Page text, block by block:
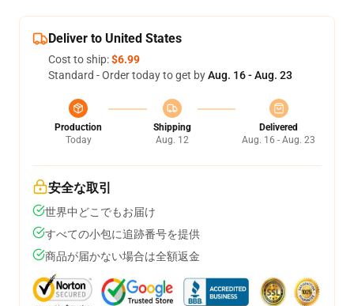
Deliver to United States
Cost to ship:$6.99
Standard - Order today to get byAug. 16 - Aug. 23
Production
Today
Shipping
Aug. 12
Delivered
Aug. 16 - Aug. 23
安全な取引
世界中どこでもお届け
すべての小包に追跡番号を提供
商品が届かない場合は全額返金